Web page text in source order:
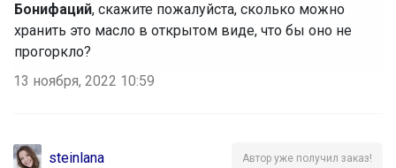
Бонифаций, скажите пожалуйста, сколько можно
хранить это масло в открытом виде, что бы оно не
прогоркло?
13 ноября, 2022 10:59
steinlana Автор уже получил заказ!